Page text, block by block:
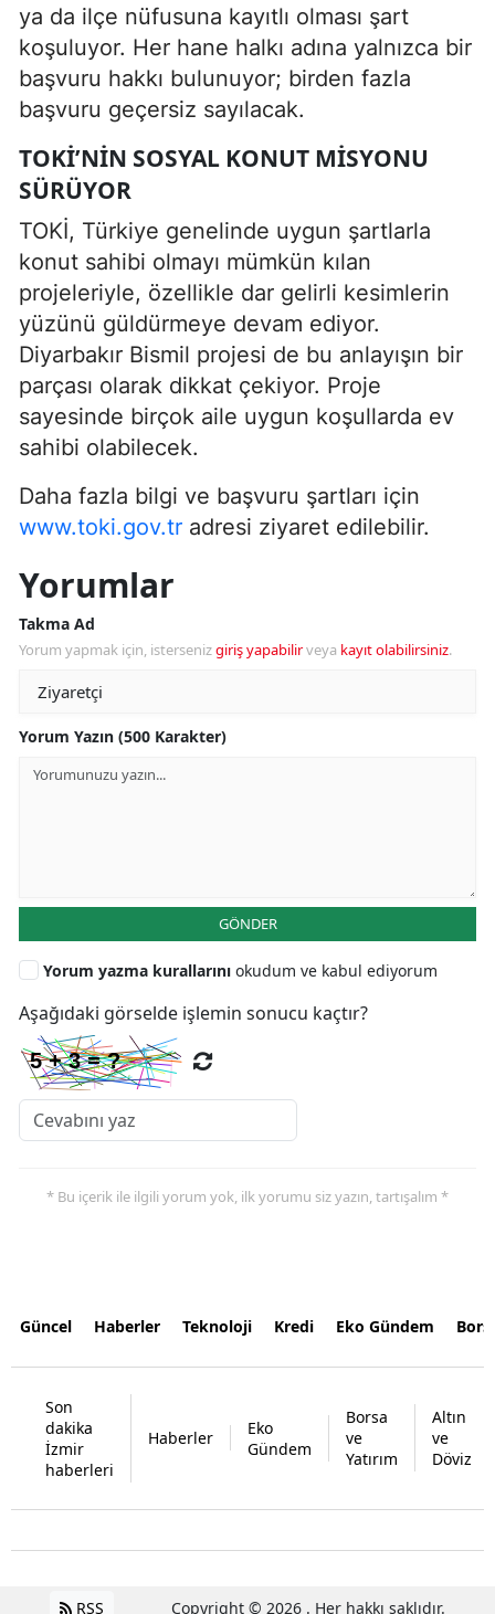
ya da ilçe nüfusuna kayıtlı olması şart
koşuluyor. Her hane halkı adına yalnızca bir
başvuru hakkı bulunuyor; birden fazla
başvuru geçersiz sayılacak.
TOKİ’NIN SOSYAL KONUT MISYONU
SÜRÜYOR
TOKİ, Türkiye genelinde uygun şartlarla
konut sahibi olmayı mümkün kılan
projeleriyle, özellikle dar gelirli kesimlerin
yüzünü güldürmeye devam ediyor.
Diyarbakır Bismil projesi de bu anlayışın bir
parçası olarak dikkat çekiyor. Proje
sayesinde birçok aile uygun koşullarda ev
sahibi olabilecek.
Daha fazla bilgi ve başvuru şartları için
www.toki.gov.tr adresi ziyaret edilebilir.
Yorumlar
Takma Ad
Yorum yapmak için, istersenizgiriş yapabilirveya kayıt olabilirsiniz.
Yorum Yazın (500 Karakter)
GÖNDER
Yorum yazma kurallarını okudum ve kabul ediyorum
Aşağıdaki görselde işlemin sonucu kaçtır?
* Bu içerik ile ilgili yorum yok, ilk yorumu siz yazın, tartışalım *
Güncel Haberler Teknoloji Kredi Eko Gündem
Son
dakika
İzmir
haberleri
Haberler
Eko
Gündem
Borsa
ve
Yatırım
Altın
ve
Döviz
RSS Copyright © 2026 . Her hakkı saklıdır.